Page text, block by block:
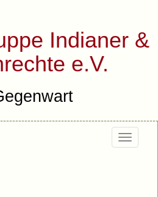
Indianer &
e.V.